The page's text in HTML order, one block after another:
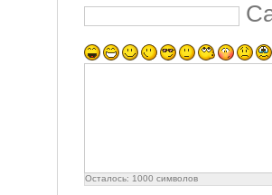
Осталось: 1000 символов